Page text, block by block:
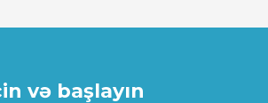
və başlayın